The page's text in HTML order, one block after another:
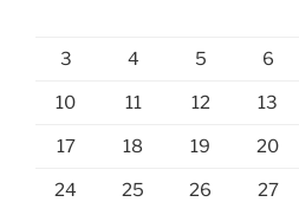
3 4 5 6
10 11 12 13
17 18 19 20
24 25 26 27